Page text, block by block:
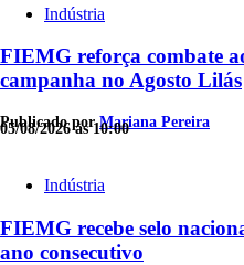
Indústria
FIEMG reforça combate
campanha no Agosto Lilás
Publicado porMariana Pereira
05/08/2026 às 10:00
Indústria
FIEMG recebe selo
ano consecutivo